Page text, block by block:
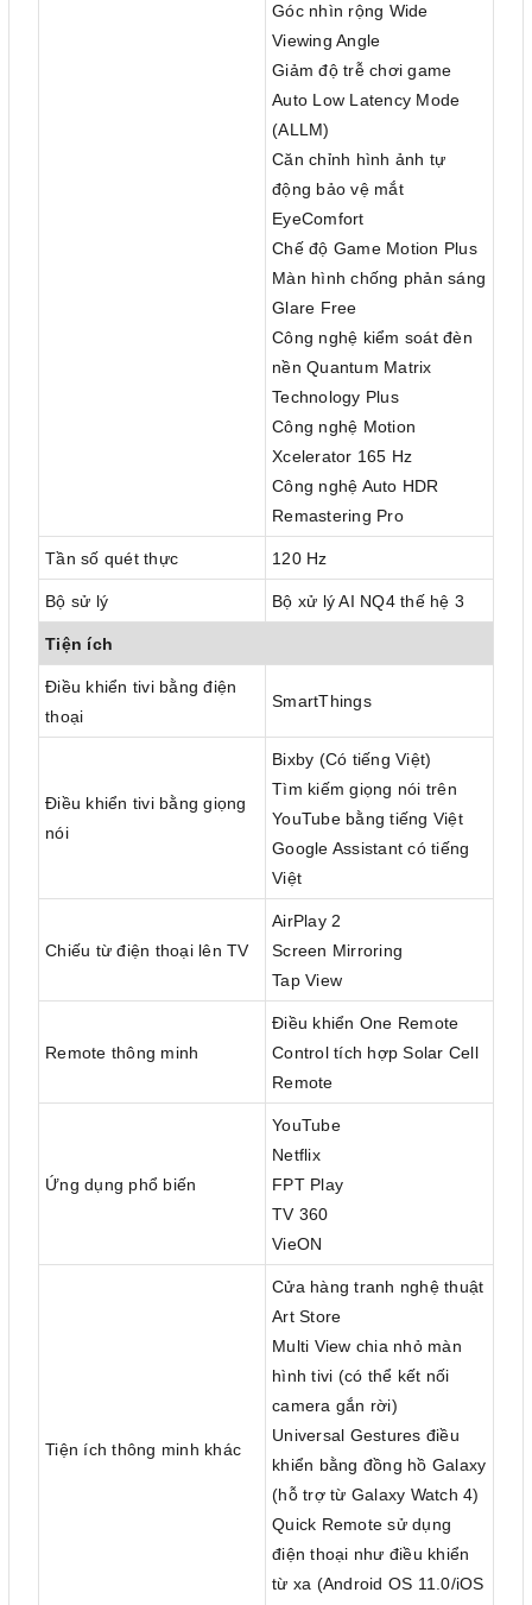
Góc nhìn rộng Wide
Viewing Angle
Giảm độ trễ chơi game
Auto Low Latency Mode
(ALLM)
Căn chỉnh hình ảnh tự
động bảo vệ mắt
EyeComfort
Chế độ Game Motion Plus
Màn hình chống phản sáng
Glare Free
Công nghệ kiểm soát đèn
nền Quantum Matrix
Technology Plus
Công nghệ Motion
Xcelerator 165 Hz
Công nghệ Auto HDR
Remastering Pro
Tần số quét thực 120 Hz
Bộ sử lý Bộ xử lý AI NQ4 thế hệ 3
Tiện ích
Điều khiển tivi bằng điện
thoại
SmartThings
Điều khiển tivi bằng giọng
nói
Bixby (Có tiếng Việt)
Tìm kiếm giọng nói trên
YouTube bằng tiếng Việt
Google Assistant có tiếng
Việt
Chiếu từ điện thoại lên TV
AirPlay 2
Screen Mirroring
Tap View
Remote thông minh
Điều khiển One Remote
Control tích hợp Solar Cell
Remote
Ứng dụng phổ biến
YouTube
Netflix
FPT Play
TV 360
VieON
Tiện ích thông minh khác
Cửa hàng tranh nghệ thuật
Art Store
Multi View chia nhỏ màn
hình tivi (có thể kết nối
camera gắn rời)
Universal Gestures điều
khiển bằng đồng hồ Galaxy
(hỗ trợ từ Galaxy Watch 4)
Quick Remote sử dụng
điện thoại như điều khiển
từ xa (Android OS 11.0/iOS